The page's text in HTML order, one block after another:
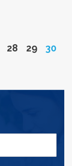
to page
Go to page
28 Go to
29 Page
30
next page